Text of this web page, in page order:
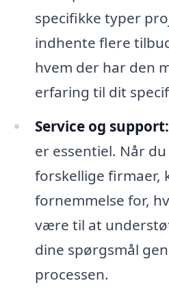
specifikke typer
indhente flere
hvem der har den
erfaring til dit
Service og support:
er essentiel. Når
forskellige firmaer,
fornemmelse for,
være til at
dine spørgsmål
processen.